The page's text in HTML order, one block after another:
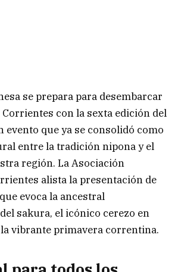
se prepara para desembarcar
Corrientes con la sexta edición del
evento que ya se consolidó como
entre la tradición nipona y el
región. La Asociación
alista la presentación de
evoca la ancestral
sakura, el icónico cerezo en
la vibrante primavera correntina.